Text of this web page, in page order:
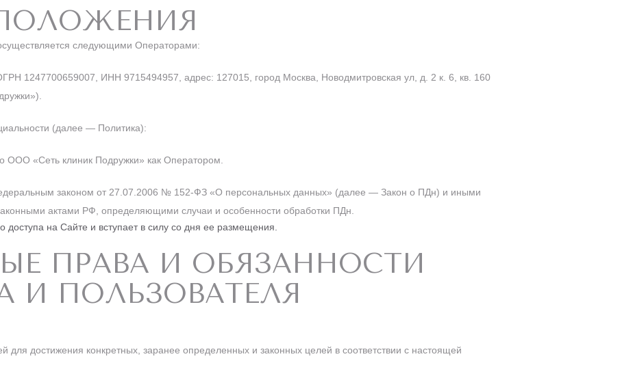
следующими Операторами:
1247700659007, ИНН 9715494957, адрес: 127015, город Москва, Новодмитровская ул, д. 2 к. 6, кв. 160
(далее — Политика):
ООО «Сеть клиник Подружки» как Оператором.
законом от 27.07.2006 № 152-ФЗ «О персональных данных» (далее — Закон о ПДн) и иными
актами РФ, определяющими случаи и особенности обработки ПДн.
на Сайте и вступает в силу со дня ее размещения.
ПРАВА И ОБЯЗАННОСТИ
И ПОЛЬЗОВАТЕЛЯ
для достижения конкретных, заранее определенных и законных целей в соответствии с настоящей